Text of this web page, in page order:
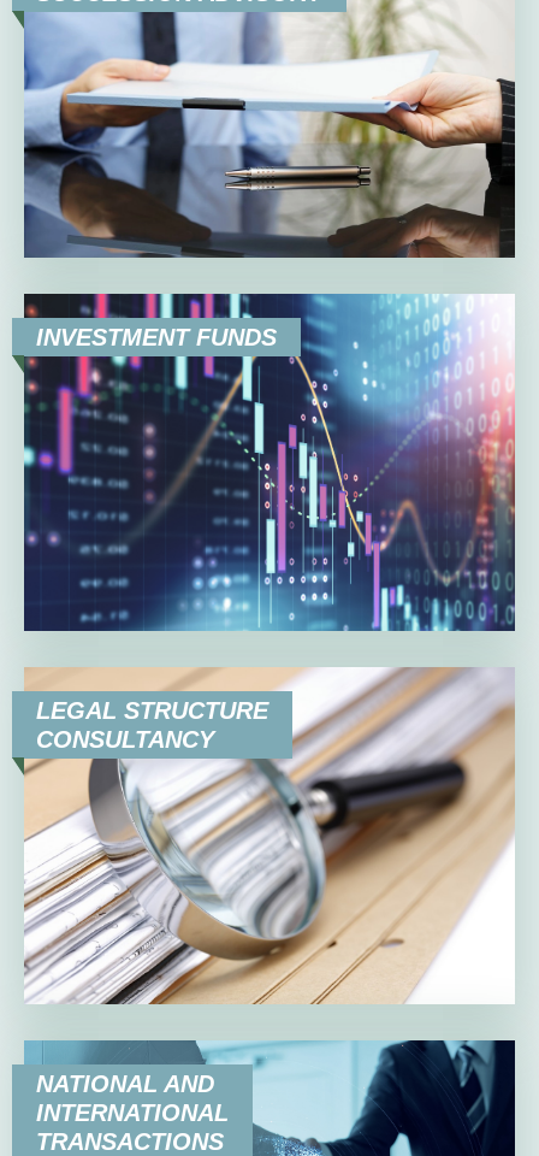
INVESTMENT FUNDS
LEGAL STRUCTURE
CONSULTANCY
NATIONAL AND
INTERNATIONAL
TRANSACTIONS